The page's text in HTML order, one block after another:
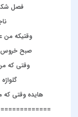
فصل
وقتیکه من
صبح خروس
وقتی که
هایده وقتی که